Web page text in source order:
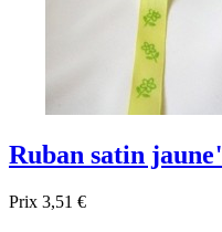
Ruban satin
Prix 3,51 €